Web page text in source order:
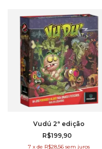
Vudú 2ª edição
R$199,90
7 xde R$28,56 sem juros